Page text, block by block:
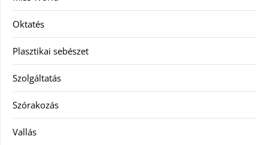
Oktatés
Plasztikai sebészet
Szolgáltatás
Szórakozás
Vallás